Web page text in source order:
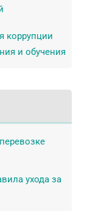
коррупции
и обучения
ухода за